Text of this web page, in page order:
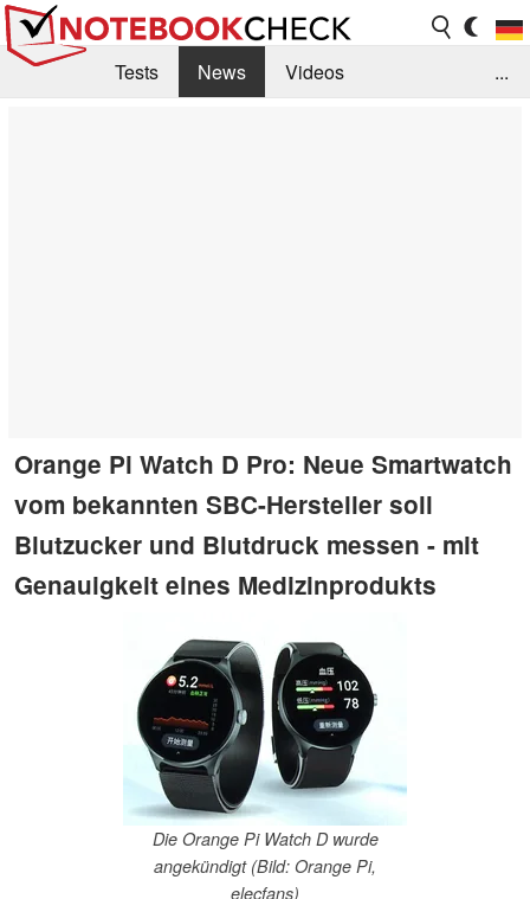
Tests News
Videos
...
Orange Pi Watch D Pro: Neue Smartwatch
vom bekannten SBC-Hersteller soll
Blutzucker und Blutdruck messen - mit
Genauigkeit eines Medizinprodukts
Die Orange Pi Watch D wurde
angekündigt (Bild: Orange Pi,
elecfans)